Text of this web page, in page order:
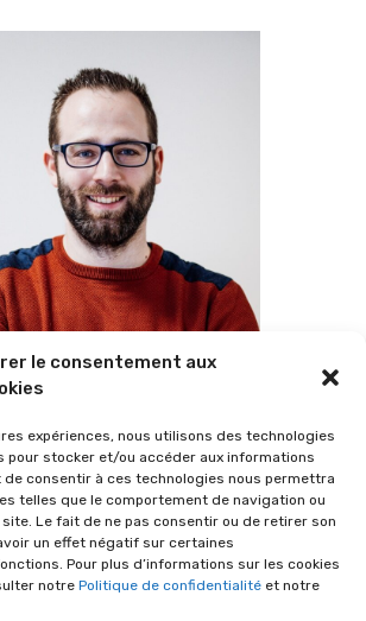
le consentement aux
expériences, nous utilisons des technologies
pour stocker et/ou accéder aux informations
consentir à ces technologies nous permettra
telles que le comportement de navigation ou
Le fait de ne pas consentir ou de retirer son
un effet négatif sur certaines
Pour plus d’informations sur les cookies
notre Politique de confidentialité et notre
Sébastien Vos
Service comptabilité